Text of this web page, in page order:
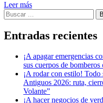
Leer más
Buscar:
Entradas recientes
¡A apagar emergencias
sus cuerpos de
¡A rodar con estilo!
Antiguos 2026: ruta,
Volante”
¡A hacer negocios de